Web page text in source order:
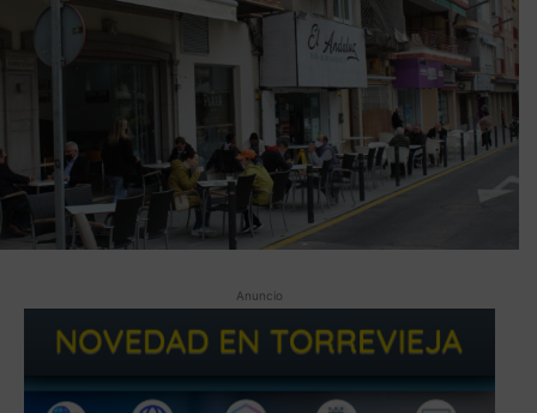
Anuncio